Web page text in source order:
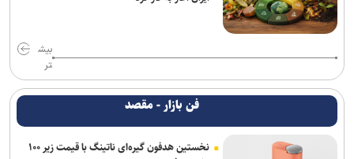
بیش
تر
فن بازار - مقصد
نخستین هدفون گیره‌ای ناتینگ با قیمت زیر ۱۰۰